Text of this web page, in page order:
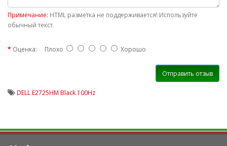
Примечание: HTML разметка не поддерживается! Используйте
обычный текст.
Оценка: Плохо Хорошо
Отправить отзыв
DELL E2725HM Black 100Hz